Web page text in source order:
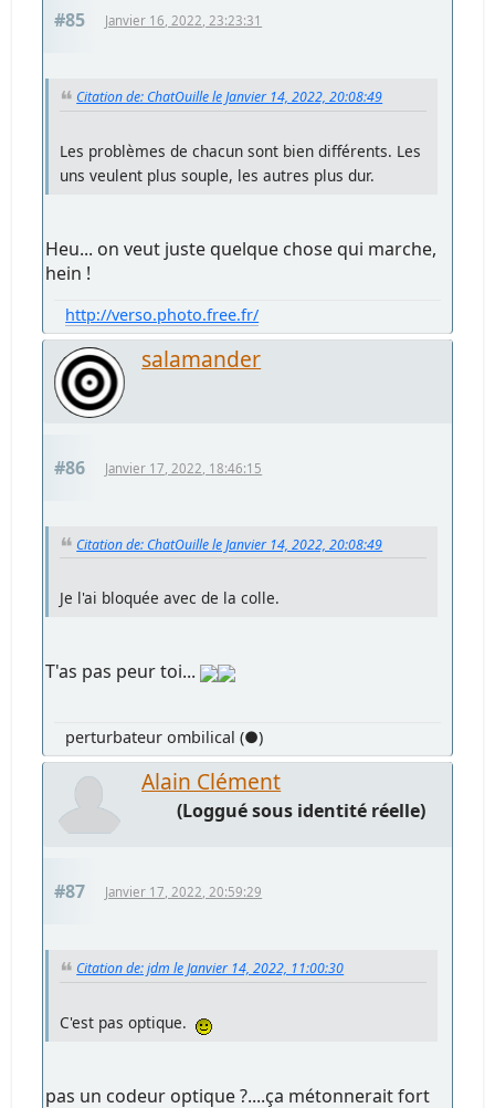
#85 Janvier 16, 2022, 23:23:31
Citation de: ChatOuille le Janvier 14, 2022, 20:08:49
Les problèmes de chacun sont bien différents. Les
uns veulent plus souple, les autres plus dur.
Heu... on veut juste quelque chose qui marche,
hein !
http://verso.photo.free.fr/
salamander
#86 Janvier 17, 2022, 18:46:15
Citation de: ChatOuille le Janvier 14, 2022, 20:08:49
Je l'ai bloquée avec de la colle.
T'as pas peur toi...
perturbateur ombilical (●)
Alain Clément
(Loggué sous identité réelle)
#87 Janvier 17, 2022, 20:59:29
Citation de: jdm le Janvier 14, 2022, 11:00:30
C'est pas optique.
pas un codeur optique ?....ça métonnerait fort